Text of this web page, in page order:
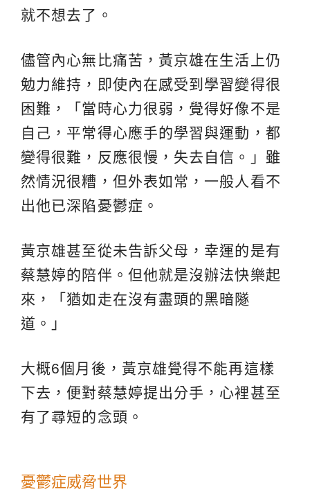
就不想去了。
儘管內心無比痛苦，黃京雄在生活上仍
勉力維持，即使內在感受到學習變得很
困難，「當時心力很弱，覺得好像不是
自己，平常得心應手的學習與運動，都
變得很難，反應很慢，失去自信。」雖
然情況很糟，但外表如常，一般人看不
出他已深陷憂鬱症。
黃京雄甚至從未告訴父母，幸運的是有
蔡慧婷的陪伴。但他就是沒辦法快樂起
來，「猶如走在沒有盡頭的黑暗隧
道。」
大概6個月後，黃京雄覺得不能再這樣
下去，便對蔡慧婷提出分手，心裡甚至
有了尋短的念頭。
憂鬱症威脅世界